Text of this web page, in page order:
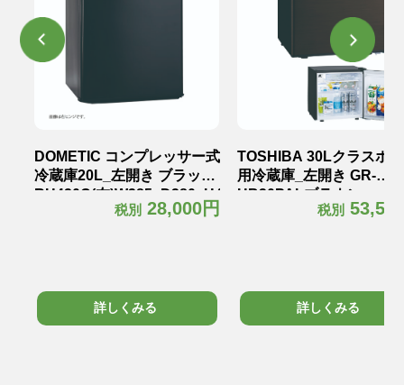
DOMETIC コンプレッサー式
冷蔵庫20L_左開き ブラック
RH420C(左)W385×D380×H465mm
税別 28,000円
詳しくみる
TOSHIBA 30Lクラスホ
用冷蔵庫_左開き GR-
HB30PALブラウン
税別
詳しくみる